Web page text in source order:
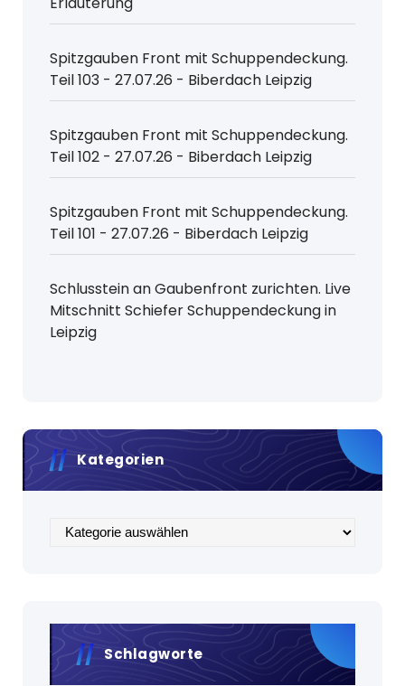
Spitzgauben Front mit Schuppendeckung.
Teil 103 - 27.07.26 - Biberdach Leipzig
Spitzgauben Front mit Schuppendeckung.
Teil 102 - 27.07.26 - Biberdach Leipzig
Spitzgauben Front mit Schuppendeckung.
Teil 101 - 27.07.26 - Biberdach Leipzig
Schlusstein an Gaubenfront zurichten. Live
Mitschnitt Schiefer Schuppendeckung in
Leipzig
Kategorien
Kategorien
Schlagworte